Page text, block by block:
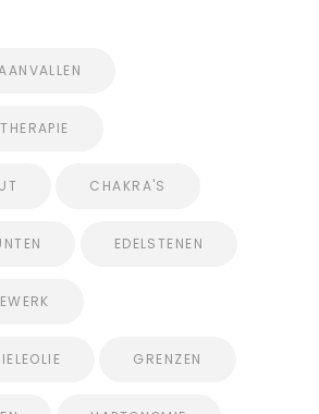
CHAKRA'S
EDELSTENEN
GRENZEN